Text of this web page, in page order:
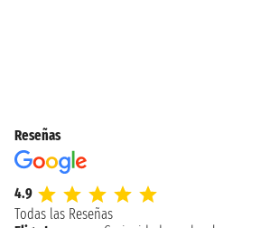
Reseñas
4.9
Todas las Reseñas